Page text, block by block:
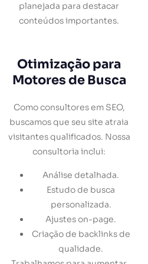
planejada para destacar
conteúdos importantes.
Otimização para
Motores de Busca
Como consultores em SEO,
buscamos que seu site atraia
visitantes qualificados. Nossa
consultoria inclui:
Análise detalhada.
Estudo de busca
personalizada.
Ajustes on-page.
Criação de backlinks de
qualidade.